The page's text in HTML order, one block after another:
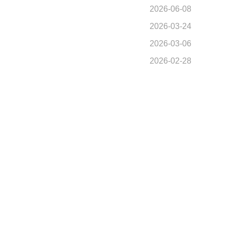
2026-06-08
2026-03-24
2026-03-06
2026-02-28